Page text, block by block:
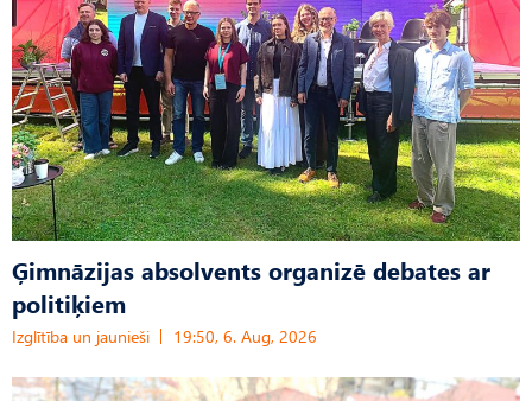
Ģimnāzijas absolvents organizē debates ar
politiķiem
Izglītība un jaunieši 19:50, 6. Aug, 2026